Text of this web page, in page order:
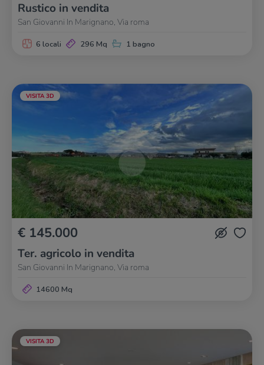
Rustico in vendita
San Giovanni In Marignano, Via roma
6 locali 296 Mq 1 bagno
VISITA 3D
€ 145.000
Ter. agricolo in vendita
San Giovanni In Marignano, Via roma
14600 Mq
VISITA 3D